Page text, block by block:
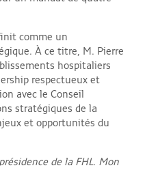
comme un
À ce titre, M. Pierre
hospitaliers
respectueux et
avec le Conseil
stratégiques de la
et opportunités du
de la FHL. Mon